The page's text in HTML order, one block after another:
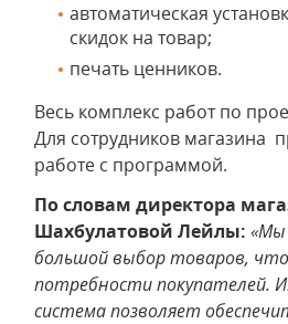
автоматическая
скидок на товар;
печать ценников.
Весь комплекс работ по
Для сотрудников магазина
работе с программой.
По словам директора
Шахбулатовой Лейлы: «Мы
большой выбор товаров,
потребности покупателей.
система позволяет